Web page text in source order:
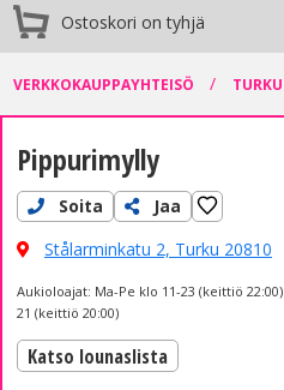
Ostoskori on tyhjä
VERKKOKAUPPAYHTEISÖ / TURKU
Pippurimylly
Soita
Jaa
Stålarminkatu 2, Turku 20810
Aukioloajat: Ma-Pe klo 11-23 (keittiö
21 (keittiö 20:00)
Katso lounaslista